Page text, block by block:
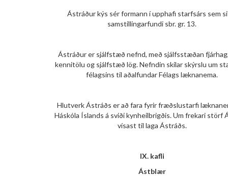
Ástráður kýs sér formann í upphafi starfsárs sem
samstillingarfundi sbr. gr. 13.
Ástráður er sjálfstæð nefnd, með sjálfsstæðan
kennitölu og sjálfstæð lög. Nefndin skilar skýrslu um
félagsins til aðalfundar Félags læknanema.
Hlutverk Ástráðs er að fara fyrir fræðslustarfi
Háskóla Íslands á sviði kynheilbrigðis. Um frekari störf
vísast til laga Ástráðs.
IX. kafli
Ástblær